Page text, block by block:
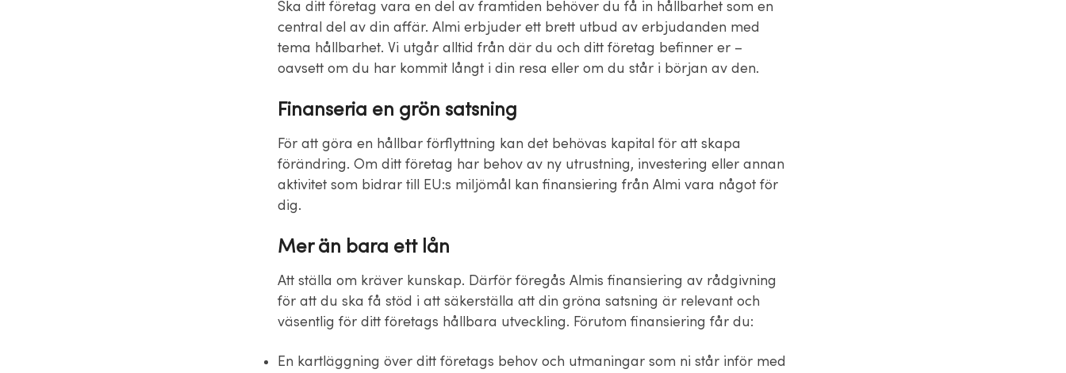
Ska ditt företag vara en del av framtiden behöver du få in hållbarhet som en
central del av din affär. Almi erbjuder ett brett utbud av erbjudanden med
tema hållbarhet. Vi utgår alltid från där du och ditt företag befinner er –
oavsett om du har kommit långt i din resa eller om du står i början av den.
Finanseria en grön satsning
För att göra en hållbar förflyttning kan det behövas kapital för att skapa
förändring. Om ditt företag har behov av ny utrustning, investering eller annan
aktivitet som bidrar till EU:s miljömål kan finansiering från Almi vara något för
dig.
Mer än bara ett lån
Att ställa om kräver kunskap. Därför föregås Almis finansiering av rådgivning
för att du ska få stöd i att säkerställa att din gröna satsning är relevant och
väsentlig för ditt företags hållbara utveckling. Förutom finansiering får du:
En kartläggning över ditt företags behov och utmaningar som ni står inför med